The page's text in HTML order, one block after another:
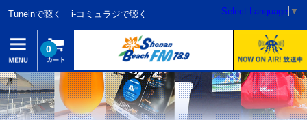
Tuneinで聴く i-コミュラジで聴く Select Language ▼
0